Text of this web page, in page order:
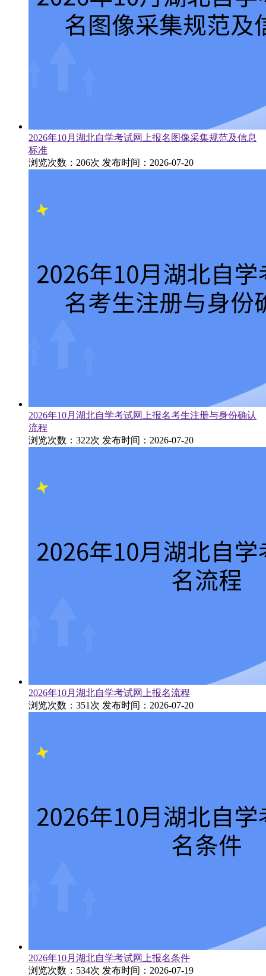
2026年10月湖北自学考试网上报名图像采集规范及信息
标准
浏览次数：206次 发布时间：2026-07-20
2026年10月湖北自学考试网上报名考生注册与身份确认
流程
浏览次数：322次 发布时间：2026-07-20
2026年10月湖北自学考试网上报名流程
浏览次数：351次 发布时间：2026-07-20
2026年10月湖北自学考试网上报名条件
浏览次数：534次 发布时间：2026-07-19